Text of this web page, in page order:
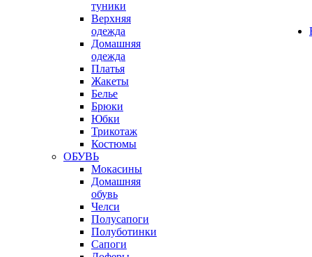
туники
Верхняя
одежда
Домашняя
одежда
Платья
Жакеты
Белье
Брюки
Юбки
Трикотаж
Костюмы
ОБУВЬ
Мокасины
Домашняя
обувь
Челси
Полусапоги
Полуботинки
Сапоги